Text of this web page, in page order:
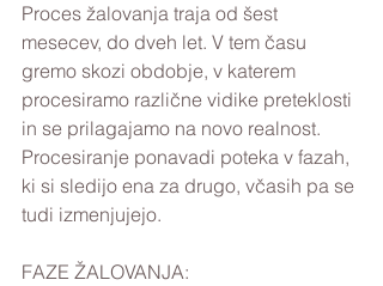
Proces žalovanja traja od šest
mesecev, do dveh let. V tem času
gremo skozi obdobje, v katerem
procesiramo različne vidike preteklosti
in se prilagajamo na novo realnost.
Procesiranje ponavadi poteka v fazah,
ki si sledijo ena za drugo, včasih pa se
tudi izmenjujejo.
FAZE ŽALOVANJA: